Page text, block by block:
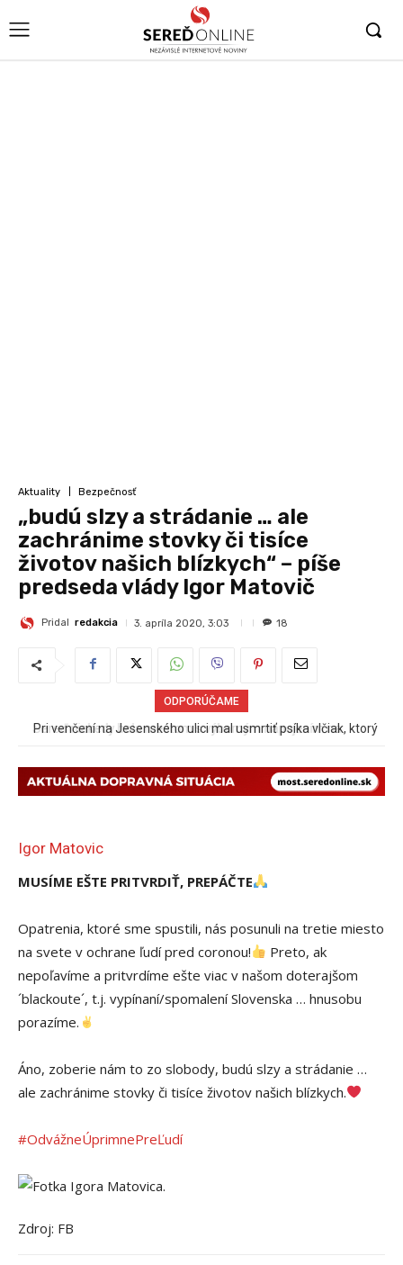
Aktuality Bezpečnosť
„budú slzy a strádanie … ale
zachránime stovky či tisíce
životov našich blízkych“ – píše
predseda vlády Igor Matovič
Pridal redakcia 3. apríla 2020, 3:03 18
ODPORÚČAME
Pri venčení na Jesenského ulici mal usmrtiť psíka vlčiak, ktorý
Igor Matovic
MUSÍME EŠTE PRITVRDIŤ, PREPÁČTE
Opatrenia, ktoré sme spustili, nás posunuli na tretie miesto
na svete v ochrane ľudí pred coronou!
Preto, ak
nepoľavíme a pritvrdíme ešte viac v našom doterajšom
´blackoute´, t.j. vypínaní/spomalení Slovenska … hnusobu
porazíme.
Áno, zoberie nám to zo slobody, budú slzy a strádanie …
ale zachránime stovky či tisíce životov našich blízkych.
#OdvážneÚprimnePreĽudí
Zdroj: FB